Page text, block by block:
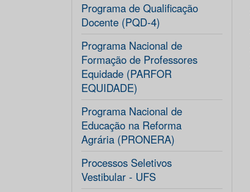
Programa de Qualificação
Docente (PQD-4)
Programa Nacional de
Formação de Professores
Equidade (PARFOR
EQUIDADE)
Programa Nacional de
Educação na Reforma
Agrária (PRONERA)
Processos Seletivos
Vestibular - UFS